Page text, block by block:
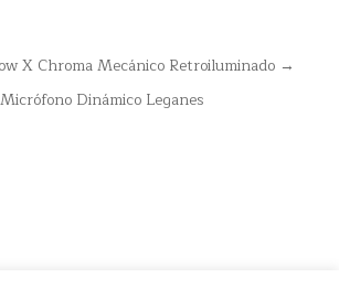
X Chroma Mecánico Retroiluminado →
Dinámico Leganes